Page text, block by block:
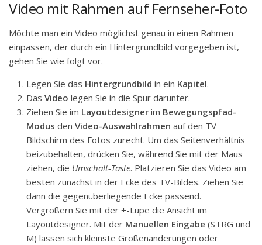
Video mit Rahmen auf Fernseher-Foto
Möchte man ein Video möglichst genau in einen Rahmen
einpassen, der durch ein Hintergrundbild vorgegeben ist,
gehen Sie wie folgt vor.
Legen Sie das Hintergrundbild in ein Kapitel.
Das Video legen Sie in die Spur darunter.
Ziehen Sie im Layoutdesigner im Bewegungspfad-
Modus den Video-Auswahlrahmen auf den TV-
Bildschirm des Fotos zurecht. Um das Seitenverhältnis
beizubehalten, drücken Sie, während Sie mit der Maus
ziehen, die Umschalt-Taste. Platzieren Sie das Video am
besten zunächst in der Ecke des TV-Bildes. Ziehen Sie
dann die gegenüberliegende Ecke passend.
Vergrößern Sie mit der +-Lupe die Ansicht im
Layoutdesigner. Mit der Manuellen Eingabe (STRG und
M) lassen sich kleinste Größenänderungen oder